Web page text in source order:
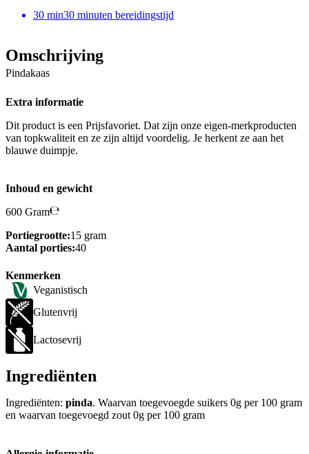
30 min30 minuten bereidingstijd
Omschrijving
Pindakaas
Extra informatie
Dit product is een Prijsfavoriet. Dat zijn onze eigen-merkproducten
van topkwaliteit en ze zijn altijd voordelig. Je herkent ze aan het
blauwe duimpje.
Inhoud en gewicht
600 Gram
Portiegrootte:15 gram
Aantal porties:40
Kenmerken
Veganistisch
Glutenvrij
Lactosevrij
Ingrediënten
Ingrediënten: pinda. Waarvan toegevoegde suikers 0g per 100 gram
en waarvan toegevoegd zout 0g per 100 gram